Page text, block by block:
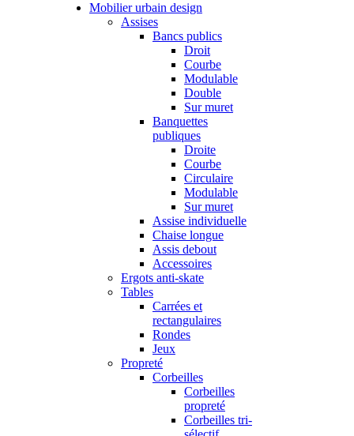
Mobilier urbain design
Assises
Bancs publics
Droit
Courbe
Modulable
Double
Sur muret
Banquettes
publiques
Droite
Courbe
Circulaire
Modulable
Sur muret
Assise individuelle
Chaise longue
Assis debout
Accessoires
Ergots anti-skate
Tables
Carrées et
rectangulaires
Rondes
Jeux
Propreté
Corbeilles
Corbeilles
propreté
Corbeilles tri-